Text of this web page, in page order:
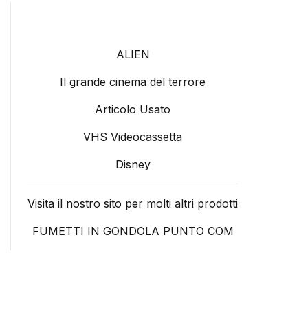
ALIEN
Il grande cinema del terrore
Articolo Usato
VHS Videocassetta
Disney
Visita il nostro sito per molti altri prodotti
FUMETTI IN GONDOLA PUNTO COM